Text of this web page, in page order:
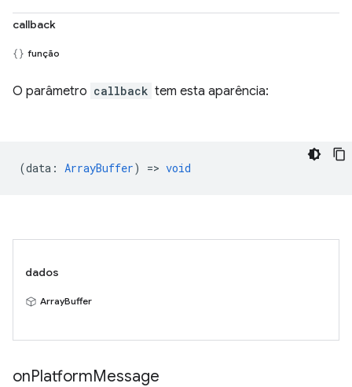
callback
função
O parâmetro callback tem esta aparência:
(data : ArrayBuffer) => void
dados
ArrayBuffer
onPlatformMessage